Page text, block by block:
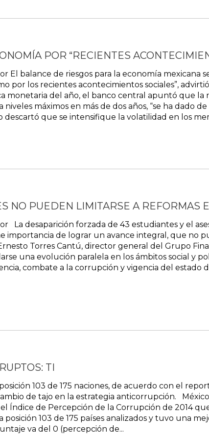
POR “RECIENTES
El balance de riesgos para la economía mexicana
por los recientes acontecimientos sociales”,
monetaria del año, el banco central apuntó que la
máximos en más de dos años, “se ha dado
que se intensifique la volatilidad en los
NO PUEDEN LIMITARSE A REFORMAS
La desaparición forzada de 43 estudiantes y el
importancia de lograr un avance integral, que no
Torres Cantú, director general del Grupo
una evolución paralela en los ámbitos social y
combate a la corrupción y vigencia del estado
TI
103 de 175 naciones, de acuerdo con el
de tajo en la estrategia anticorrupción.
Índice de Percepción de la Corrupción de 2014
103 de 175 países analizados y tuvo una
va del 0 (percepción de...